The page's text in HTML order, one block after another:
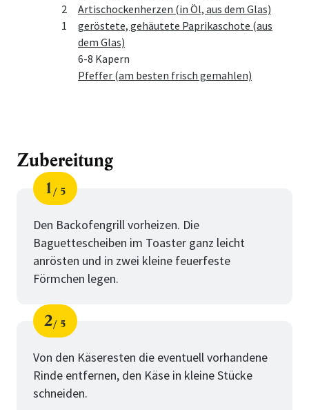
2
Artischockenherzen (in Öl, aus dem Glas)
1
geröstete, gehäutete Paprikaschote (aus
dem Glas)
6-8 Kapern
Pfeffer (am besten frisch gemahlen)
Zubereitung
Schritt
1
von
5
Den Backofengrill vorheizen. Die
Baguettescheiben im Toaster ganz leicht
anrösten und in zwei kleine feuerfeste
Förmchen legen.
Schritt
2
von
5
Von den Käseresten die eventuell vorhandene
Rinde entfernen, den Käse in kleine Stücke
schneiden.